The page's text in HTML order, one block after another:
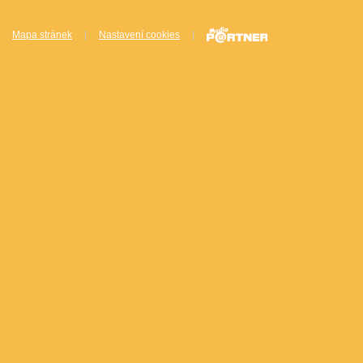
Mapa stránek Nastavení cookies